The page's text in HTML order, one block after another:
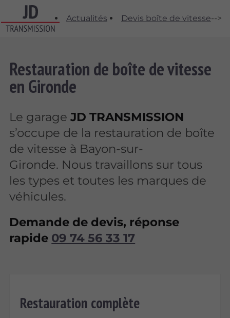
Actualités Devis boîte de vitesse-->
Restauration de boîte de vitesse
en Gironde
Le garageJD TRANSMISSION
s’occupe de la restauration de boîte
de vitesse à Bayon-sur-
Gironde. Nous travaillons sur tous
les types et toutes les marques de
véhicules.
Demande de devis, réponse
rapide 09 74 56 33 17
Restauration complète